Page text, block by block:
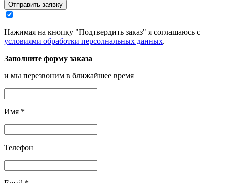
Отправить заявку
Нажимая на кнопку "Подтвердить заказ" я соглашаюсь с
условиями обработки персолнальных данных.
Заполните форму заказа
и мы перезвоним в ближайшее время
Имя *
Телефон